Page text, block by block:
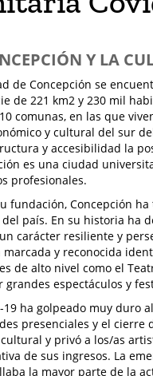
Y LA
de Concepción se
de 221 km2 y 230 mil
comunas, en las que
y cultural del sur
y accesibilidad la
es una ciudad
profesionales.
fundación, Concepción
país. En su historia ha
carácter resiliente y
marcada y reconocida
de alto nivel como el
grandes espectáculos y
19 ha golpeado muy duro
presenciales y el cierre
y privó a los/as
de sus ingresos. La
la mayor parte de la